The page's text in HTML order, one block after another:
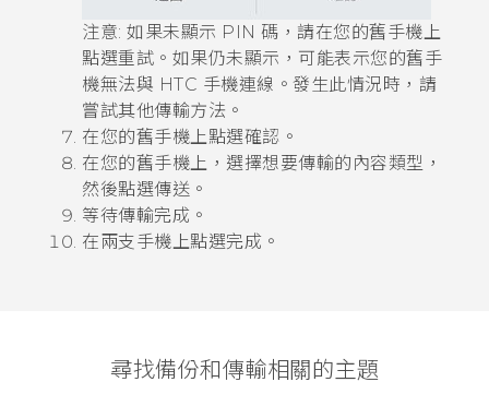
注意: 如果未顯示 PIN 碼，請在您的舊手機上
點選重試 。如果仍未顯示，可能表示您的舊手
機無法與 HTC 手機連線。發生此情況時，請
嘗試其他傳輸方法。
在您的舊手機上點選確認 。
在您的舊手機上，選擇想要傳輸的內容類型，
然後點選傳送 。
等待傳輸完成。
在兩支手機上點選完成 。
尋找備份和傳輸相關的主題